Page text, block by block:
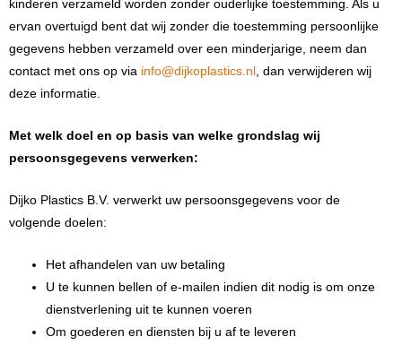
kinderen verzameld worden zonder ouderlijke toestemming. Als u
ervan overtuigd bent dat wij zonder die toestemming persoonlijke
gegevens hebben verzameld over een minderjarige, neem dan
contact met ons op via info@dijkoplastics.nl , dan verwijderen wij
deze informatie.
Met welk doel en op basis van welke grondslag wij
persoonsgegevens verwerken:
Dijko Plastics B.V. verwerkt uw persoonsgegevens voor de
volgende doelen:
Het afhandelen van uw betaling
U te kunnen bellen of e-mailen indien dit nodig is om onze
dienstverlening uit te kunnen voeren
Om goederen en diensten bij u af te leveren